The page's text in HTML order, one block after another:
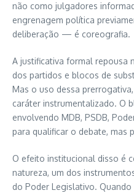
não como julgadores
engrenagem política
deliberação — é coreografia.
A justificativa formal repousa
dos partidos e blocos de
Mas o uso dessa
caráter instrumentalizado. O
envolvendo MDB, PSDB,
para qualificar o debate, mas
O efeito institucional disso é
natureza, um dos
do Poder Legislativo.